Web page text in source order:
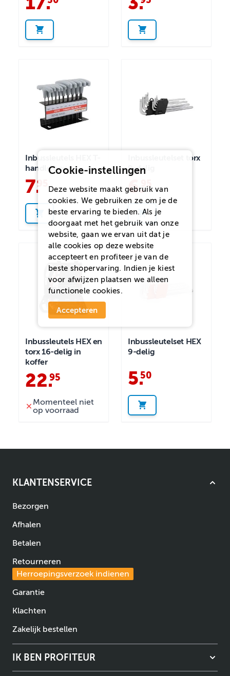
Inbussleutels HEX T-
handle box
7.95
Inbussleutelset torx
9-delig
6.
Inbussleutels HEX en
torx 16-delig in
koffer
22.
95
Momenteel niet
op voorraad
Inbussleutelset HEX
9-delig
5.
50
KLANTENSERVICE
Bezorgen
Afhalen
Betalen
Retourneren
Herroepingsverzoek indienen
Garantie
Klachten
Zakelijk bestellen
IK BEN PROFITEUR
Cookie-instellingen
Deze website maakt gebruik van
cookies. We gebruiken ze om je de
beste ervaring te bieden. Als je
doorgaat met het gebruik van onze
website, gaan we ervan uit dat je
alle cookies op deze website
accepteert en profiteer je van de
beste shopervaring. Indien je kiest
voor afwijzen plaatsen we alleen
functionele cookies.
Accepteren